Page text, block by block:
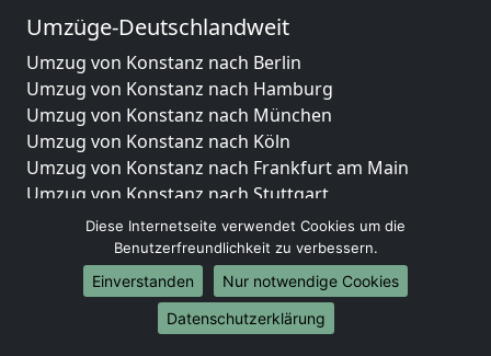
Umzüge-Deutschlandweit
Umzug von Konstanz nach Berlin
Umzug von Konstanz nach Hamburg
Umzug von Konstanz nach München
Umzug von Konstanz nach Köln
Umzug von Konstanz nach Frankfurt am Main
Umzug von Konstanz nach Stuttgart
Umzug von Konstanz nach Düsseldorf
Umzug von Konstanz nach Leipzig
Umzug von Konstanz nach Dortmund
Umzug von Konstanz nach Essen
Umzug von Konstanz nach Bremen
Diese Internetseite verwendet Cookies um die
Benutzerfreundlichkeit zu verbessern.
Einverstanden
Nur notwendige Cookies
Datenschutzerklärung